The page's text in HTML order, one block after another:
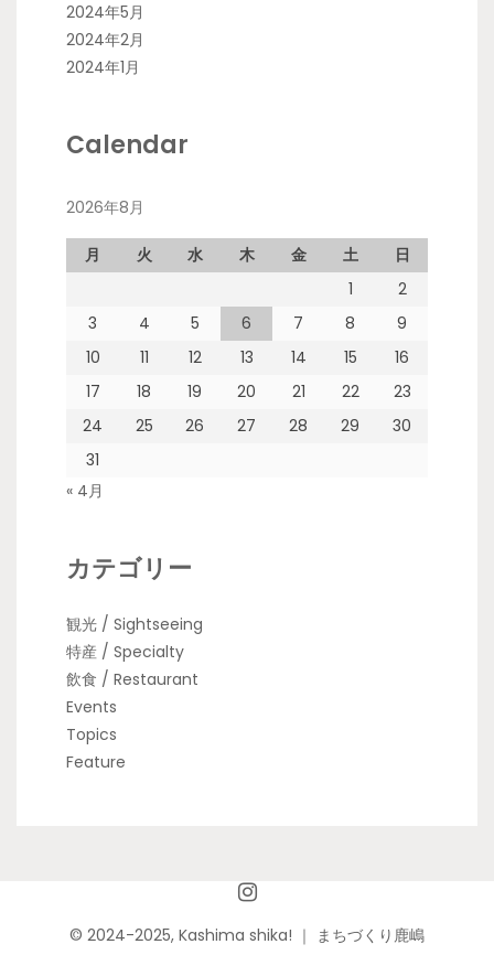
2024年5月
2024年2月
2024年1月
Calendar
2026年8月
月 火 水 木 金 土
日
1
2
3
4 5 6 7 8
9
10
11 12 13 14 15
16
17
18 19 20 21 22
23
24
25 26 27 28 29
30
31
« 4月
カテゴリー
観光 / Sightseeing
特産 / Specialty
飲食 / Restaurant
Events
Topics
Feature
© 2024-2025, Kashima shika! ｜ まちづくり鹿嶋